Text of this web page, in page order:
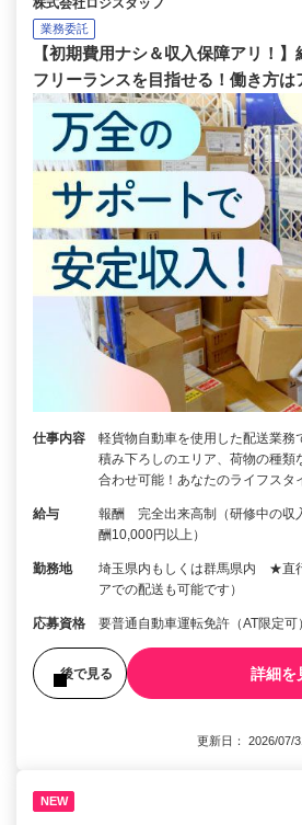
株式会社ロジスタッフ
業務委託
【初期費用ナシ＆収入保障アリ！
フリーランスを目指せる！働き方は
仕事内容
軽貨物自動車を使用した配送業務
積み下ろしのエリア、荷物の種類
合わせ可能！あなたのライフス
給与
報酬 完全出来高制（研修中の収
酬10,000円以上）
勤務地
埼玉県内もしくは群馬県内 ★直
アでの配送も可能です）
応募資格 要普通自動車運転免許（AT限定
後で見る 詳細を
更新日： 2026/
NEW